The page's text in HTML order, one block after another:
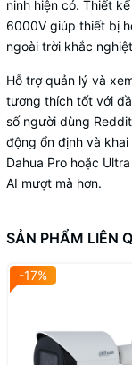
ninh hiện có. Thiết
6000V giúp thiết bị
ngoài trời khắc
Hỗ trợ quản lý và
tương thích tốt với
số người dùng
động ổn định và
Dahua Pro hoặc
AI mượt mà hơn.
SẢN PHẨM LIÊN
-17%